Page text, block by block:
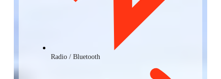
Radio / Bluetooth